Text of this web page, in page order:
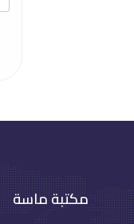
مكتبة ماسة